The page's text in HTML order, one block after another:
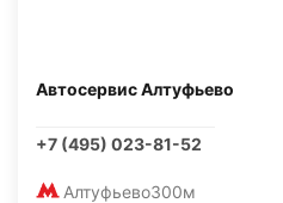
Автосервис Алтуфьево
+7 (495) 023-81-52
Алтуфьево300м